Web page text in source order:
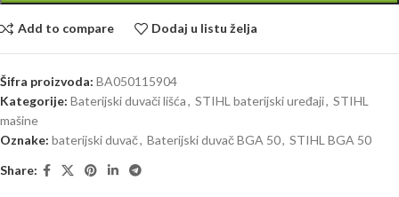
Add to compare Dodaj u listu želja
Šifra proizvoda: BA050115904
Kategorije: Baterijski duvači lišća, STIHL baterijski uređaji, STIHL
mašine
Oznake: baterijski duvač, Baterijski duvač BGA 50, STIHL BGA 50
Share: